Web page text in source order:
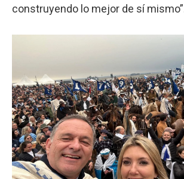
construyendo lo mejor de sí